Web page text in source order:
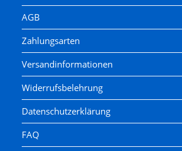
AGB
Zahlungsarten
Versandinformationen
Widerrufsbelehrung
Datenschutzerklärung
FAQ